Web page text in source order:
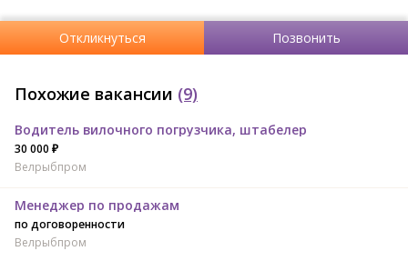
Откликнуться Позвонить
Похожие вакансии (9)
Водитель вилочного погрузчика, штабелер
30 000 ₽
Велрыбпром
Менеджер по продажам
по договоренности
Велрыбпром